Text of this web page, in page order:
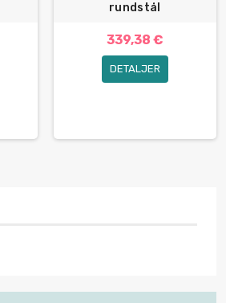
rundstål
339,38 €
DETALJER